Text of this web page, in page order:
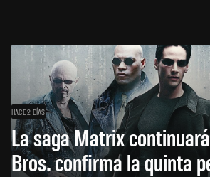
HACE 2 DÍAS
La saga Matrix
Bros. confirma la quinta